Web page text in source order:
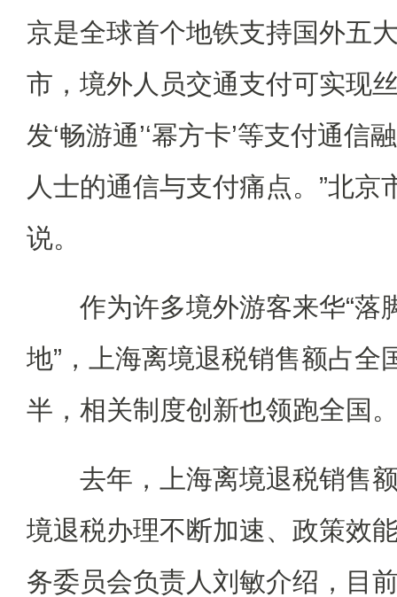
京是全球首个地铁支持国外五
市，境外人员交通支付可实现
发‘畅游通’‘幂方卡’等支付通信
人士的通信与支付痛点。”北京
说。
作为许多境外游客来华“落
地”，上海离境退税销售额占全
半，相关制度创新也领跑全国
去年，上海离境退税销售额
境退税办理不断加速、政策效
务委员会负责人刘敏介绍，目